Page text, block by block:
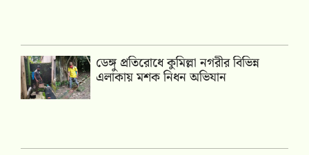
ডেঙ্গু প্রতিরোধে কুমিল্লা নগরীর বিভিন্ন
এলাকায় মশক নিধন অভিযান